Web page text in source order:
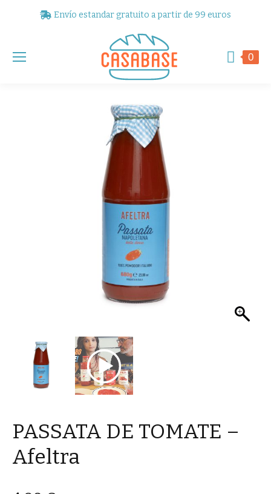
Envío estandar gratuito a partir de 99 euros
0
PASSATA DE TOMATE –
Afeltra